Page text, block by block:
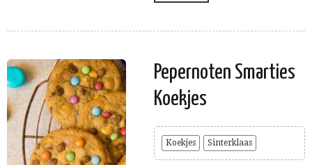
Pepernoten Smarties
Koekjes
Koekjes Sinterklaas